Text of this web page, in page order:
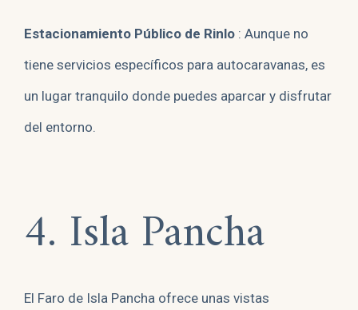
Estacionamiento Público de Rinlo : Aunque no
tiene servicios específicos para autocaravanas, es
un lugar tranquilo donde puedes aparcar y disfrutar
del entorno.
4. Isla Pancha
El Faro de Isla Pancha ofrece unas vistas